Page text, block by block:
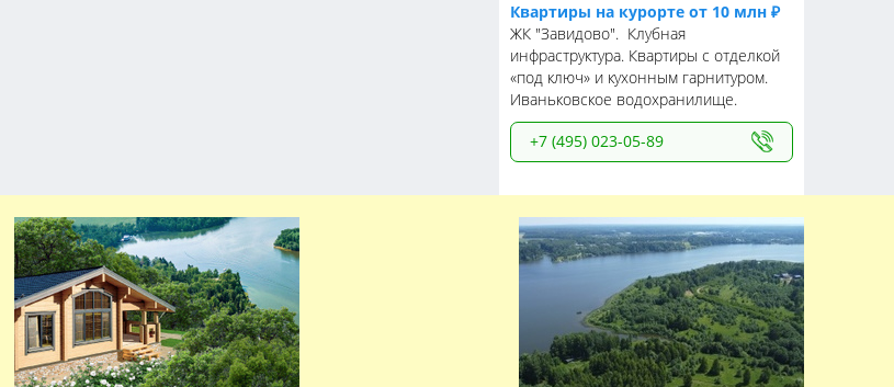
Квартиры на курорте от 10 млн ₽
ЖК "Завидово". Клубная
инфраструктура. Квартиры с отделкой
«под ключ» и кухонным гарнитуром.
Иваньковское водохранилище.
+7 (495) 023-05-89